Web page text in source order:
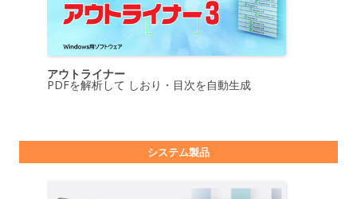
アウトライナー
PDFを解析して しおり・目次を自動生成
システム製品